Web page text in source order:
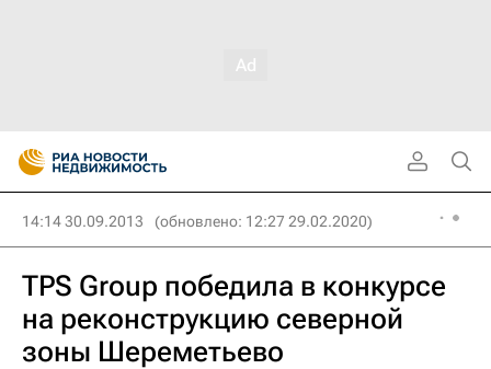
14:14 30.09.2013 (обновлено: 12:27 29.02.2020)
TPS Group победила в конкурсе
на реконструкцию северной
зоны Шереметьево